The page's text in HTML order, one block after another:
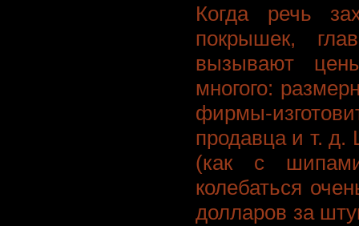
Когда речь
покрышек,
вызывают
многого:
фирмы-
продавца и т.
(как с
колебаться
долларов за